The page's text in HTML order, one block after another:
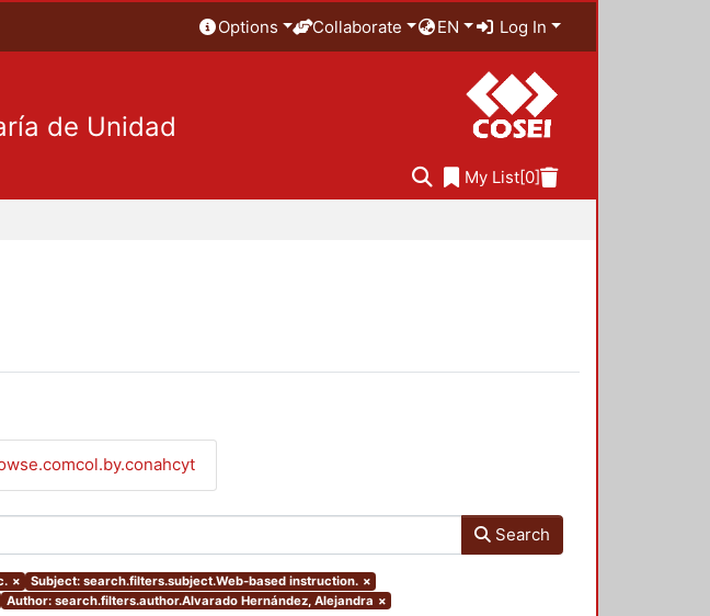
Options Collaborate EN Log In
de Unidad
My List[0]
Search
× Subject: search.filters.subject.Web-based instruction. ×
Author: search.filters.author.Alvarado Hernández, Alejandra ×